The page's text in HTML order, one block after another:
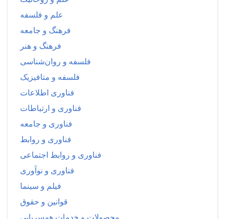
علم و فلسفه
فرهنگ و جامعه
فرهنگ و هنر
فلسفه و روان‌شناسی
فلسفه و متافیزیک
فناوری اطلاعات
فناوری و ارتباطات
فناوری و جامعه
فناوری و روابط
فناوری و روابط اجتماعی
فناوری و نوآوری
فیلم و سینما
قوانین و حقوق